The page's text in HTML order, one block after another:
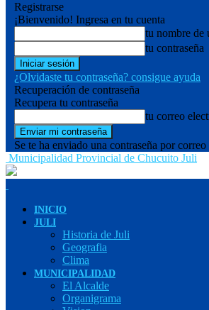
Registrarse
¡Bienvenido! Ingresa en tu cuenta
tu nombre de
tu contraseña
¿Olvidaste tu contraseña? consigue ayuda
Recuperación de contraseña
Recupera tu contraseña
tu correo
Se te ha enviado una contraseña por
Municipalidad Provincial de Chucuito Juli
INICIO
JULI
Historia de Juli
Geografia
Clima
MUNICIPALIDAD
El Alcalde
Organigrama